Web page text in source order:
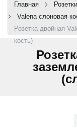
Главная
Valena cлоновая
Розетка двойная
кость)